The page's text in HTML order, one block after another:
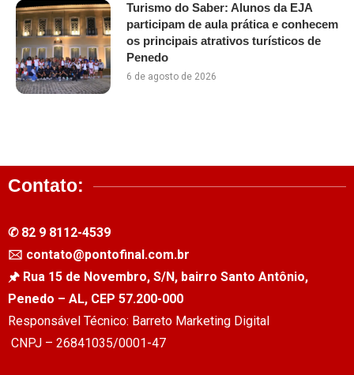
Turismo do Saber: Alunos da EJA
participam de aula prática e conhecem
os principais atrativos turísticos de
Penedo
6 de agosto de 2026
Contato:
✆ 82 9 8112-4539
🖂 contato@pontofinal.com.br
🖈 Rua 15 de Novembro, S/N, bairro Santo Antônio,
Penedo – AL, CEP 57.200-000
Responsável Técnico: Barreto Marketing Digital
CNPJ – 26841035/0001-47